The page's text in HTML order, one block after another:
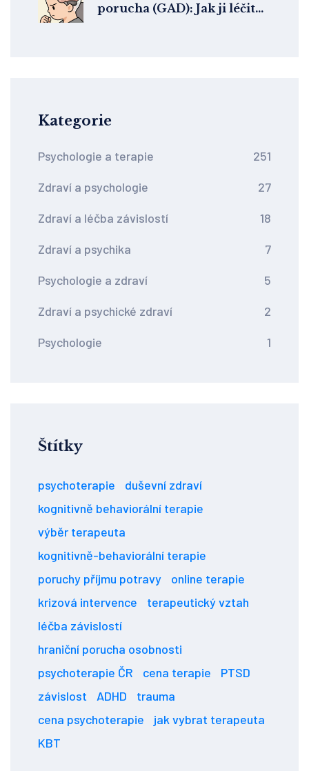
porucha (GAD): Jak ji léčit
Kategorie
Psychologie a terapie 251
Zdraví a psychologie 27
Zdraví a léčba závislostí 18
Zdraví a psychika 7
Psychologie a zdraví 5
Zdraví a psychické zdraví 2
Psychologie 1
Štítky
psychoterapie
duševní zdraví
kognitivně behaviorální terapie
výběr terapeuta
kognitivně-behaviorální terapie
poruchy příjmu potravy
online terapie
krizová intervence
terapeutický vztah
léčba závislostí
hraniční porucha osobnosti
psychoterapie ČR
cena terapie
PTSD
závislost
ADHD
trauma
cena psychoterapie
jak vybrat terapeuta
KBT